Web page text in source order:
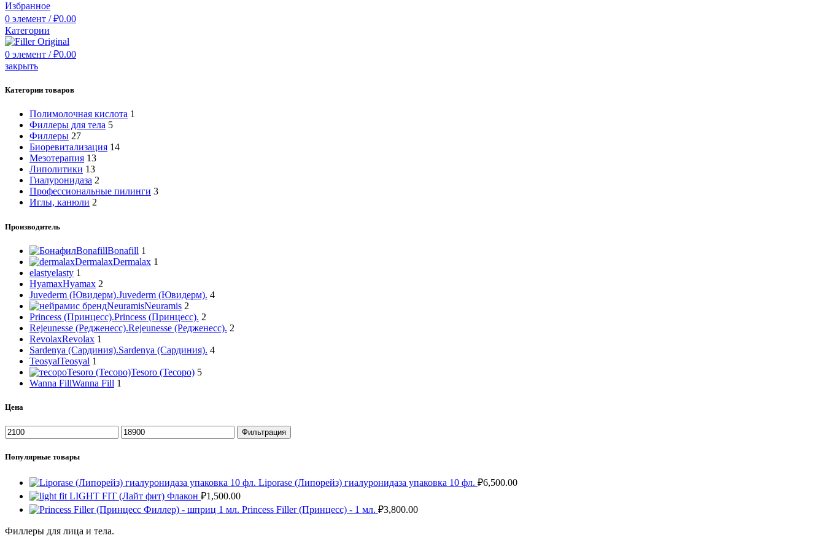
Избранное
0 элемент / ₽0.00
Категории
0 элемент / ₽0.00
закрыть
Категории товаров
Полимолочная кислота 1
Филлеры для тела 5
Филлеры 27
Биоревитализация 14
Мезотерапия 13
Липолитики 13
Гиалуронидаза 2
Профессиональные пилинги 3
Иглы, канюли 2
Производитель
BonafillBonafill 1
DermalaxDermalax 1
elastyelasty 1
HyamaxHyamax 2
Juvederm (Ювидерм).Juvederm (Ювидерм). 4
NeuramisNeuramis 2
Princess (Принцесс).Princess (Принцесс). 2
Rejeunesse (Редженесс).Rejeunesse (Редженесс). 2
RevolaxRevolax 1
Sardenya (Сардиния).Sardenya (Сардиния). 4
TeosyalTeosyal 1
Tesoro (Тесоро)Tesoro (Тесоро) 5
Wanna FillWanna Fill 1
Цена
Фильтрация
Популярные товары
Liporase (Липорейз) гиалуронидаза упаковка 10 фл. ₽6,500.00
LIGHT FIT (Лайт фит) Флакон ₽1,500.00
Princess Filler (Принцесс) - 1 мл. ₽3,800.00
Филлеры для лица и тела.